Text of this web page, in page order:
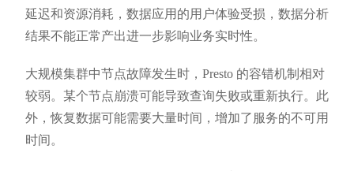
延迟和资源消耗，数据应用的用户体验受损，数据分析
结果不能正常产出进一步影响业务实时性。
大规模集群中节点故障发生时，Presto 的容错机制相对
较弱。某个节点崩溃可能导致查询失败或重新执行。此
外，恢复数据可能需要大量时间，增加了服务的不可用
时间。